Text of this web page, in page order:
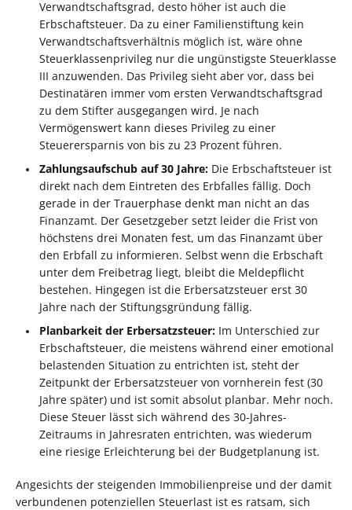
Verwandtschaftsgrad, desto höher ist auch die
Erbschaftsteuer. Da zu einer Familienstiftung kein
Verwandtschaftsverhältnis möglich ist, wäre ohne
Steuerklassenprivileg nur die ungünstigste Steuerklasse
III anzuwenden. Das Privileg sieht aber vor, dass bei
Destinatären immer vom ersten Verwandtschaftsgrad
zu dem Stifter ausgegangen wird. Je nach
Vermögenswert kann dieses Privileg zu einer
Steuerersparnis von bis zu 23 Prozent führen.
Zahlungsaufschub auf 30 Jahre: Die Erbschaftsteuer ist
direkt nach dem Eintreten des Erbfalles fällig. Doch
gerade in der Trauerphase denkt man nicht an das
Finanzamt. Der Gesetzgeber setzt leider die Frist von
höchstens drei Monaten fest, um das Finanzamt über
den Erbfall zu informieren. Selbst wenn die Erbschaft
unter dem Freibetrag liegt, bleibt die Meldepflicht
bestehen. Hingegen ist die Erbersatzsteuer erst 30
Jahre nach der Stiftungsgründung fällig.
Planbarkeit der Erbersatzsteuer: Im Unterschied zur
Erbschaftsteuer, die meistens während einer emotional
belastenden Situation zu entrichten ist, steht der
Zeitpunkt der Erbersatzsteuer von vornherein fest (30
Jahre später) und ist somit absolut planbar. Mehr noch.
Diese Steuer lässt sich während des 30-Jahres-
Zeitraums in Jahresraten entrichten, was wiederum
eine riesige Erleichterung bei der Budgetplanung ist.
Angesichts der steigenden Immobilienpreise und der damit
verbundenen potenziellen Steuerlast ist es ratsam, sich